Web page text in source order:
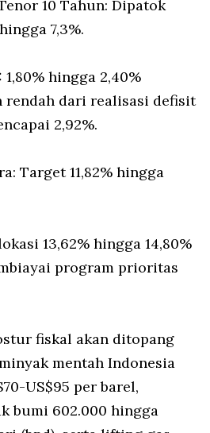
10 Tahun: Dipatok
7,3%.
1,80% hingga 2,40%
rendah dari realisasi defisit
2,92%.
Target 11,82% hingga
13,62% hingga 14,80%
program prioritas
fiskal akan ditopang
mentah Indonesia
US$95 per barel,
bumi 602.000 hingga